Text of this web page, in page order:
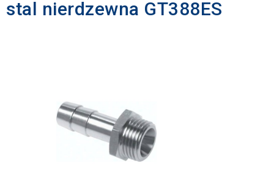
stal nierdzewna GT388ES